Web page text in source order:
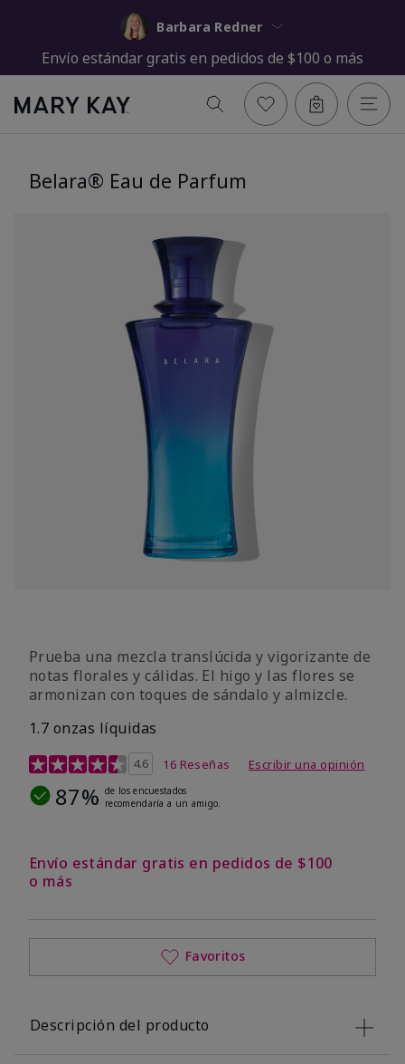
Barbara Redner
Envío estándar gratis en pedidos de $100 o más
Belara® Eau de Parfum
Prueba una mezcla translúcida y vigorizante de
notas florales y cálidas. El higo y las flores se
armonizan con toques de sándalo y almizcle.
1.7 onzas líquidas
Calificación de clientes de 4,5 de 5
4.6 16 Reseñas Escribir una opinión
87% de los encuestados
recomendaría a un amigo.
Envío estándar gratis en pedidos de $100
o más
Favoritos
Descripción del producto